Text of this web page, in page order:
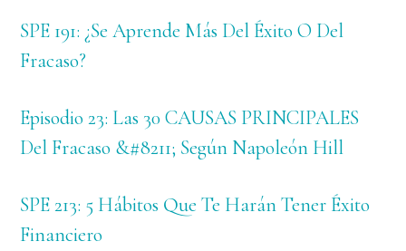
SPE 191: ¿Se Aprende Más Del Éxito O Del
Fracaso?
Episodio 23: Las 30 CAUSAS PRINCIPALES
Del Fracaso &#8211; Según Napoleón Hill
SPE 213: 5 Hábitos Que Te Harán Tener Éxito
Financiero